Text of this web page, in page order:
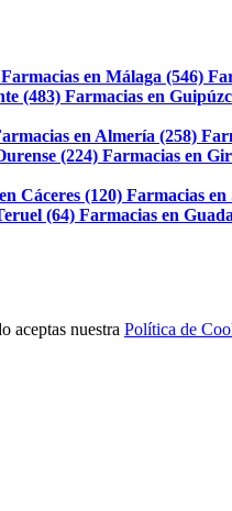
Farmacias en Málaga (546)
(483) Farmacias en
en Almería (258)
(224) Farmacias en
Cáceres (120) Farmacias en
(64) Farmacias en
aceptas nuestra Política de